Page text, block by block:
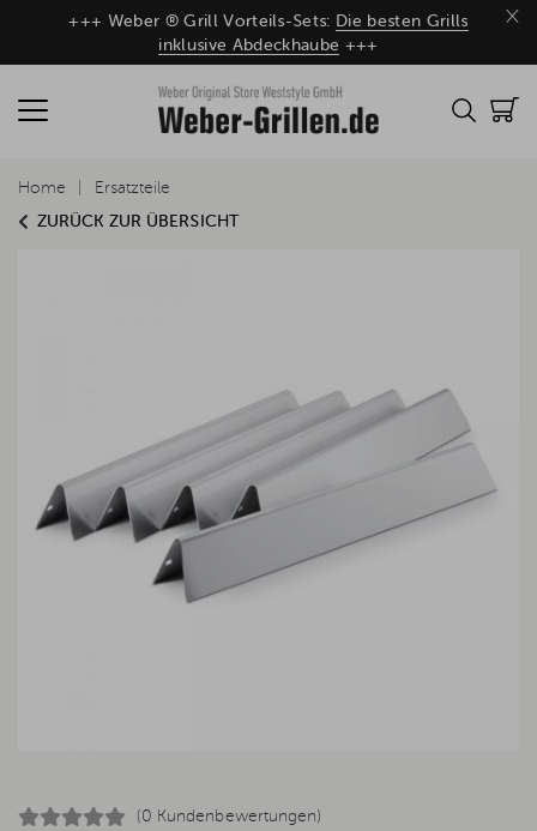
×
+++ Weber ® Grill Vorteils-Sets: Die besten Grills
inklusive Abdeckhaube +++
ZURÜCK ZUR ÜBERSICHT
Home Ersatzteile
(0 Kundenbewertungen)